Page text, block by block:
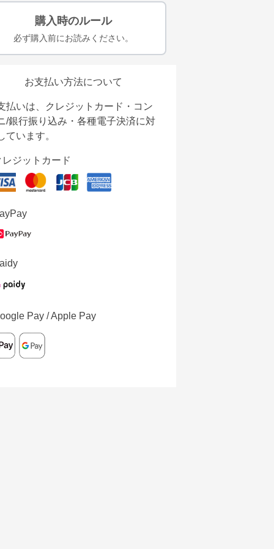
購入時のルール
必ず購入前にお読みください。
お支払い方法について
払いは、クレジットカード・コン
/銀行振り込み・各種電子決済に対
ています。
レジットカード
Pay / Apple Pay